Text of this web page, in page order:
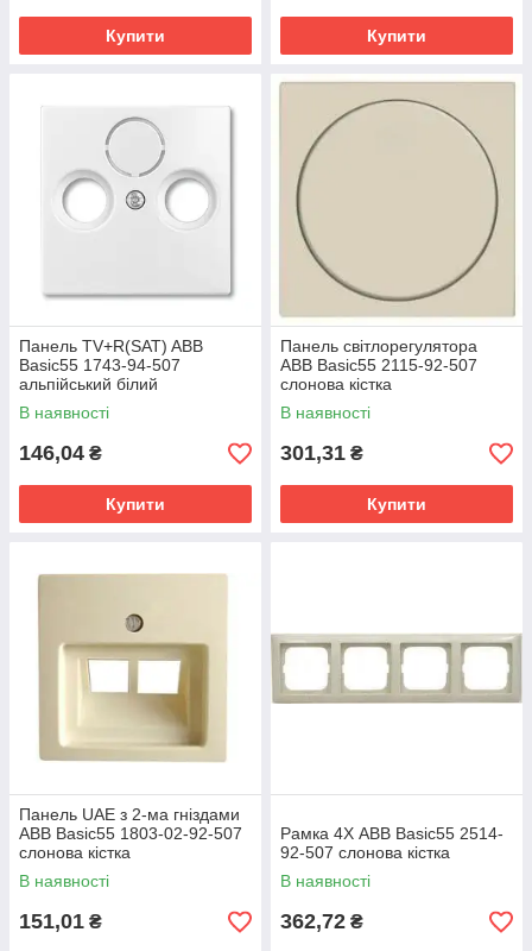
Купити Купити
Панель TV+R(SAT) ABB
Basic55 1743-94-507
альпійський білий
В наявності
146,04 ₴
Купити
Панель світлорегулятора
ABB Basic55 2115-92-507
слонова кістка
В наявності
301,31 ₴
Купити
Панель UAE з 2-ма гніздами
ABB Basic55 1803-02-92-507
слонова кістка
В наявності
151,01 ₴
Рамка 4Х ABB Basic55 2514-
92-507 слонова кістка
В наявності
362,72 ₴